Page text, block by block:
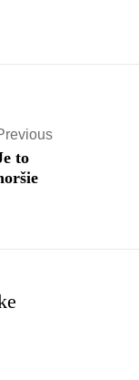
to